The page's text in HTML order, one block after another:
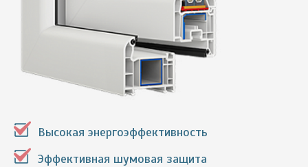
Высокая энергоэффективность
Эффективная шумовая защита